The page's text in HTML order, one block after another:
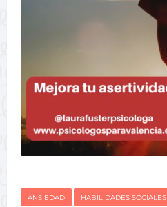
ANSIEDAD HABILIDADES SOCIALES